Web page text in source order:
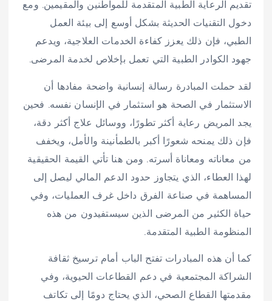
تقديم الرعاية الطبية المتقدمة للمواطنين والمقيمين. ومع
دخول التقنيات الحديثة بشكل أوسع إلى بيئة العمل
الطبي، فإن ذلك يعزز كفاءة الخدمات العلاجية، ويدعم
جهود الكوادر الطبية التي تعمل بإخلاص لخدمة المرضى.
لقد حملت المبادرة رسالة إنسانية واضحة مفادها أن
الاستثمار في الصحة هو استثمار في الإنسان نفسه. فحين
يجد المريض رعاية أكثر تطورًا، ووسائل علاج أكثر دقة،
فإن ذلك يمنحه شعورًا أكبر بالطمأنينة والأمل، ويخفف
من معاناته ومعاناة أسرته. ومن هنا تأتي القيمة الحقيقية
لهذا العطاء، الذي يتجاوز حدود الدعم المالي ليصل إلى
المساهمة في صناعة الفرق داخل غرف العمليات، وفي
حياة الكثير من المرضى الذين سيستفيدون من هذه
المنظومة الطبية المتقدمة.
كما أن هذه المبادرات تفتح الباب أمام ترسيخ ثقافة
الشراكة المجتمعية في دعم القطاعات الحيوية، وفي
مقدمتها القطاع الصحي، الذي يحتاج دومًا إلى تكاتف